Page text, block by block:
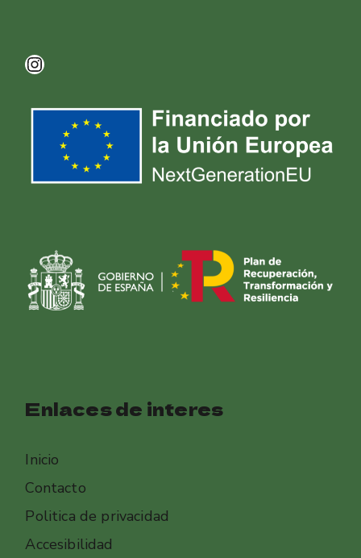
Instagram
Enlaces de interes
Inicio
Contacto
Politica de privacidad
Accesibilidad